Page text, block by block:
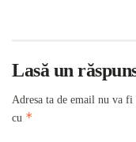
Lasă un
Adresa ta de email nu va fi
cu *